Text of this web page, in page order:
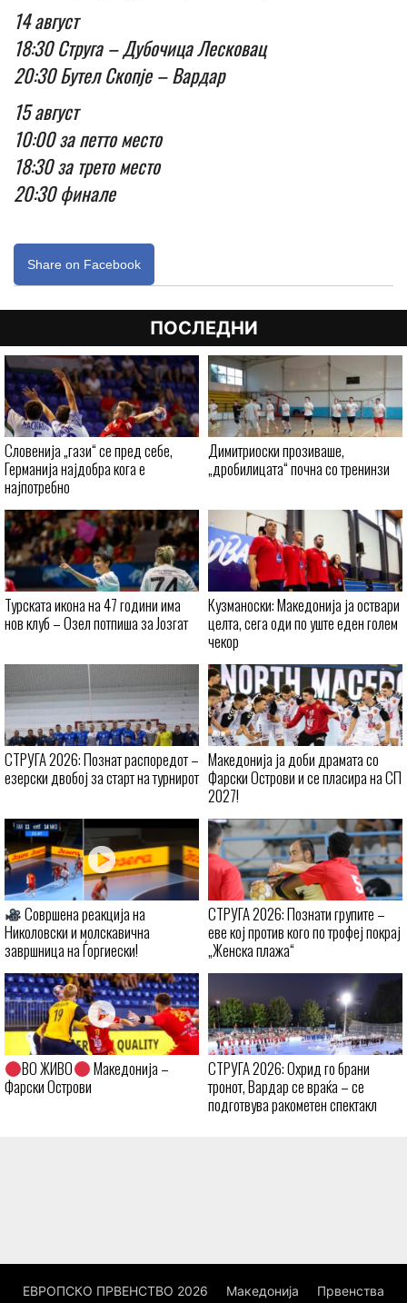
14 август
18:30 Струга – Дубочица Лесковац
20:30 Бутел Скопје – Вардар
15 август
10:00 за петто место
18:30 за трето место
20:30 финале
Share on Facebook
ПОСЛЕДНИ
Словенија „гази“ се пред себе,
Германија најдобра кога е
најпотребно
Димитриоски прозиваше,
„дробилицата“ почна со тренинзи
Турската икона на 47 години има
нов клуб – Озел потпиша за Јозгат
Кузманоски: Македонија ја оствари
целта, сега оди по уште еден голем
чекор
СТРУГА 2026: Познат распоредот –
езерски двобој за старт на турнирот
Македонија ја доби драмата со
Фарски Острови и се пласира на СП
2027!
Совршена реакција на
Николовски и молскавична
завршница на Ѓоргиески!
СТРУГА 2026: Познати групите –
еве кој против кого по трофеј покрај
„Женска плажа“
ВО ЖИВО
Македонија –
Фарски Острови
СТРУГА 2026: Охрид го брани
тронот, Вардар се враќа – се
подготвува ракометен спектакл
ЕВРОПСКО ПРВЕНСТВО 2026 Македонија Првенства